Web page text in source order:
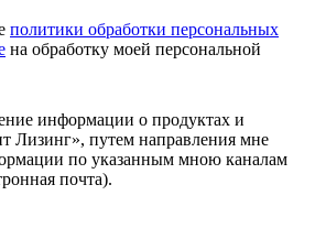
политики обработки персональных
на обработку моей персональной
информации о продуктах и
Лизинг», путем направления мне
по указанным мною каналам
почта).